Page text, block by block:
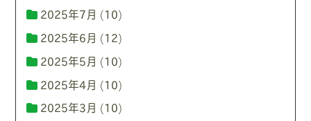
2025年7月 (10)
2025年6月 (12)
2025年5月 (10)
2025年4月 (10)
2025年3月 (10)